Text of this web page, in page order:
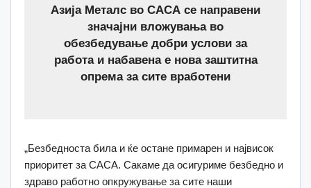
Азија Металс во САСА се направени
значајни вложувања во
обезбедување добри услови за
работа и набавена е нова заштитна
опрема за сите вработени
„Безбедноста била и ќе остане примарен и највисок
приоритет за САСА. Сакаме да осигуриме безбедно и
здраво работно опкружување за сите наши